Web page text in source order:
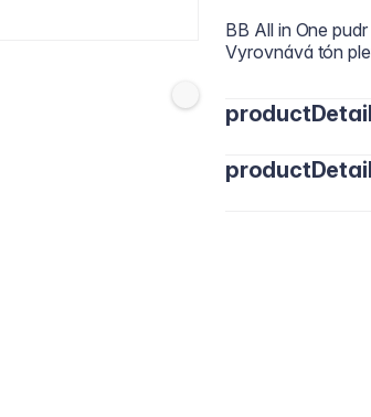
BB All in One
Vyrovnává tón